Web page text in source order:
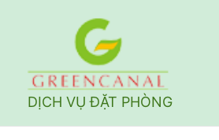
dung
DỊCH VỤ ĐẶT PHÒNG